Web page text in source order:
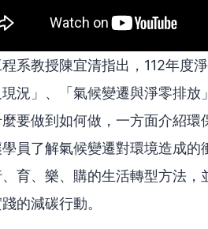
系教授陳宜清指出，112年度
況」、「氣候變遷與淨零排
要做到如何做，一方面介紹
員了解氣候變遷對環境造成
育、樂、購的生活轉型方法
的減碳行動。